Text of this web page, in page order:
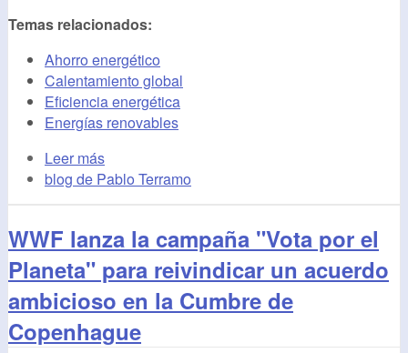
Temas relacionados:
Ahorro energético
Calentamiento global
Eficiencia energética
Energías renovables
Leer más
blog de Pablo Terramo
WWF lanza la campaña "Vota por el
Planeta" para reivindicar un acuerdo
ambicioso en la Cumbre de
Copenhague